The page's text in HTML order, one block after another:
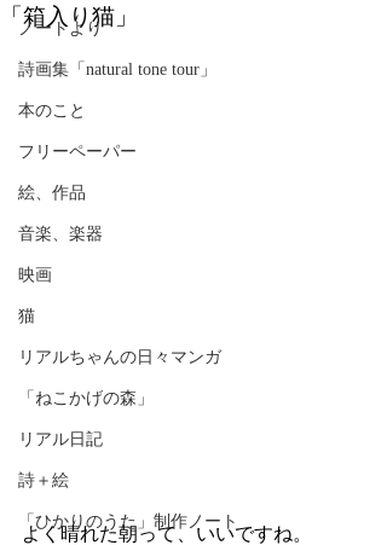
ノートより
詩画集「natural tone tour」
本のこと
フリーペーパー
絵、作品
音楽、楽器
映画
猫
リアルちゃんの日々マンガ
「ねこかげの森」
リアル日記
詩＋絵
「ひかりのうた」制作ノート
「箱入り猫」
よく晴れた朝って、いいですね。